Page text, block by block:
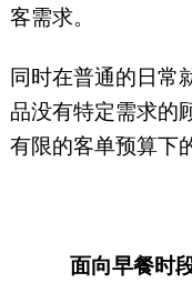
客需求。
同时在普通的日常
品没有特定需求的
有限的客单预算下
面向早餐时